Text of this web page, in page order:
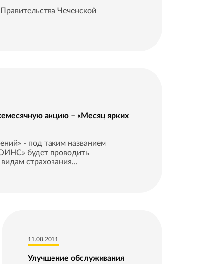
Чеченской
акцию – «Месяц ярких
- под таким названием
будет проводить
страхования...
11.08.2011
Улучшение обслуживания